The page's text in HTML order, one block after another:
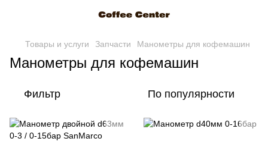
Товары и услуги Запчасти Манометры для кофемашин
Манометры для кофемашин
Фильтр По популярности